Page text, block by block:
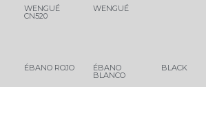
WENGUÉ
CN520
WENGUÉ
ÉBANO ROJO ÉBANO
BLANCO
BLACK